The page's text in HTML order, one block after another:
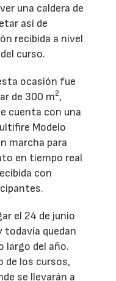
una caldera de
así de
recibida a nivel
curso.
ocasión fue
de 300 m2,
cuenta con una
Modelo
marcha para
en tiempo real
con
el 24 de junio
todavía quedan
largo del año.
de los cursos,
se llevarán a